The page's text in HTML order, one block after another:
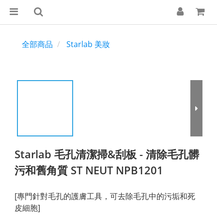
全部商品 Starlab 美妝
Starlab 毛孔清潔掃&刮板 - 清除毛孔髒
污和舊角質 ST NEUT NPB1201
[專門針對毛孔的護膚工具，可去除毛孔中的污垢和死
皮細胞]